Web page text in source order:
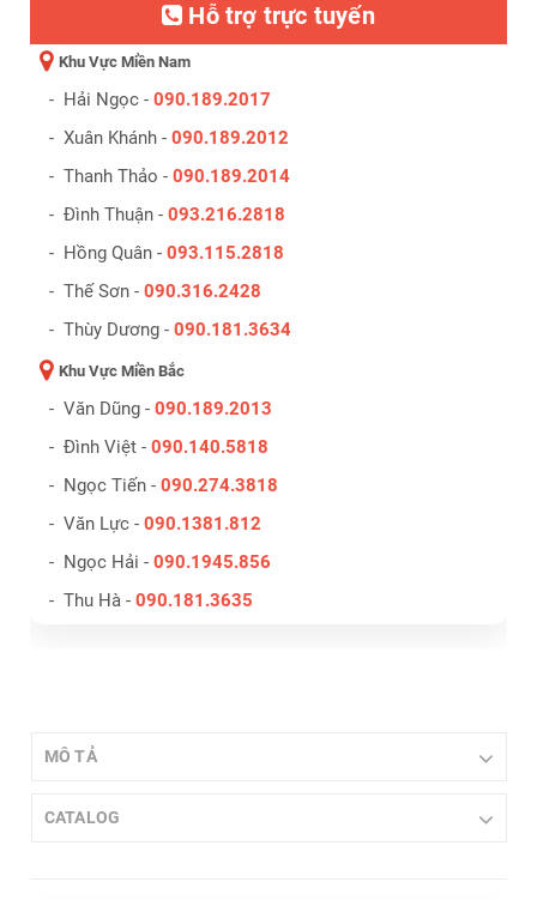
Hỗ trợ trực tuyến
Khu Vực Miền Nam
- Hải Ngọc - 090.189.2017
- Xuân Khánh - 090.189.2012
- Thanh Thảo - 090.189.2014
- Đình Thuận - 093.216.2818
- Hồng Quân - 093.115.2818
- Thế Sơn - 090.316.2428
- Thùy Dương - 090.181.3634
Khu Vực Miền Bắc
- Văn Dũng - 090.189.2013
- Đình Việt - 090.140.5818
- Ngọc Tiến - 090.274.3818
- Văn Lực - 090.1381.812
- Ngọc Hải - 090.1945.856
- Thu Hà - 090.181.3635
MÔ TẢ
CATALOG